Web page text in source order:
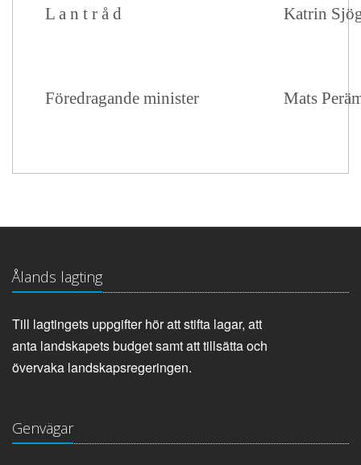
L a n t r å d Katrin
Föredragande minister Mats
Ålands lagting
Till lagtingets uppgifter hör att stifta lagar, att
anta landskapets budget samt att tillsätta och
övervaka landskapsregeringen.
Genvägar